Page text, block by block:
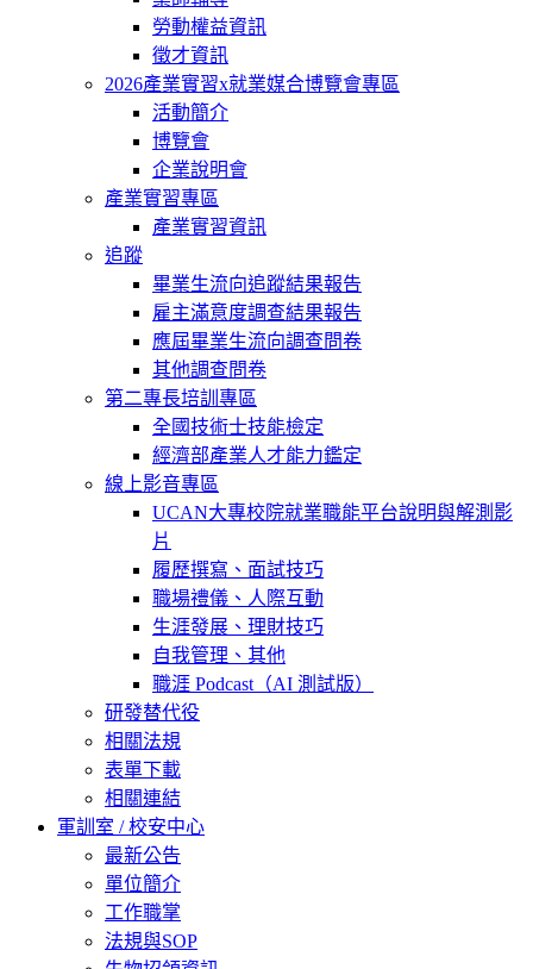
勞動權益資訊
徵才資訊
2026產業實習x就業媒合博覽會專區
活動簡介
博覽會
企業說明會
產業實習專區
產業實習資訊
追蹤
畢業生流向追蹤結果報告
雇主滿意度調查結果報告
應屆畢業生流向調查問卷
其他調查問卷
第二專長培訓專區
全國技術士技能檢定
經濟部產業人才能力鑑定
線上影音專區
UCAN大專校院就業職能平台說明與解測影
片
履歷撰寫、面試技巧
職場禮儀、人際互動
生涯發展、理財技巧
自我管理、其他
職涯 Podcast（AI 測試版）
研發替代役
相關法規
表單下載
相關連結
軍訓室 / 校安中心
最新公告
單位簡介
工作職掌
法規與SOP